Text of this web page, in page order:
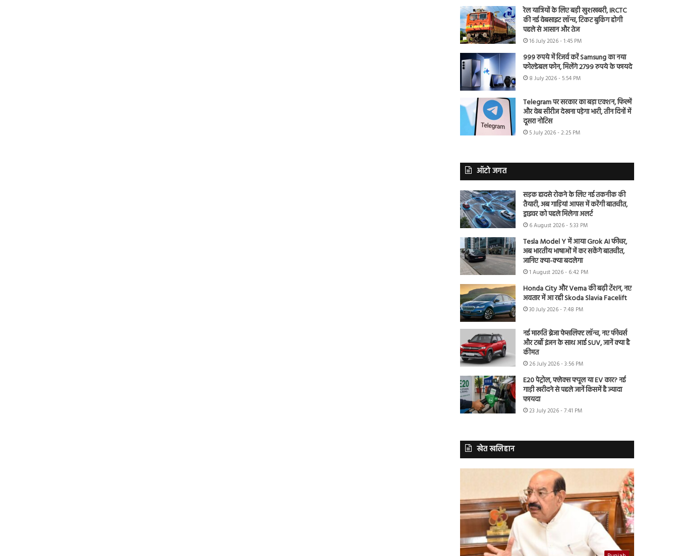
रेल यात्रियों के लिए बड़ी खुशखबरी, IRCTC
की नई वेबसाइट लॉन्च, टिकट बुकिंग होगी
पहले से आसान और तेज
16 July 2026 - 1:45 PM
999 रुपये में रिजर्व करें Samsung का नया
फोल्डेबल फोन, मिलेंगे 2799 रुपये के फायदे
8 July 2026 - 5:54 PM
Telegram पर सरकार का बड़ा एक्शन, फिल्में
और वेब सीरीज देखना पड़ेगा भारी, तीन दिनों में
दूसरा नोटिस
5 July 2026 - 2:25 PM
ऑटो जगत
सड़क हादसे रोकने के लिए नई तकनीक की
तैयारी, अब गाड़ियां आपस में करेंगी बातचीत,
ड्राइवर को पहले मिलेगा अलर्ट
6 August 2026 - 5:33 PM
Tesla Model Y में आया Grok AI फीचर,
अब भारतीय भाषाओं में कर सकेंगे बातचीत,
जानिए क्या-क्या बदलेगा
1 August 2026 - 6:42 PM
Honda City और Verna की बढ़ी टेंशन, नए
अवतार में आ रही Skoda Slavia Facelift
30 July 2026 - 7:48 PM
नई मारुति ब्रेजा फेसलिफ्ट लॉन्च, नए फीचर्स
और टर्बो इंजन के साथ आई SUV, जानें क्या है
कीमत
26 July 2026 - 3:56 PM
E20 पेट्रोल, फ्लेक्स फ्यूल या EV कार? नई
गाड़ी खरीदने से पहले जानें किसमें है ज्यादा
फायदा
23 July 2026 - 7:41 PM
खेत खलिहान